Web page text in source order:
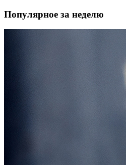
Популярное за неделю